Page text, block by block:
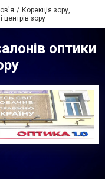
Корекція зору,
зору
оптики